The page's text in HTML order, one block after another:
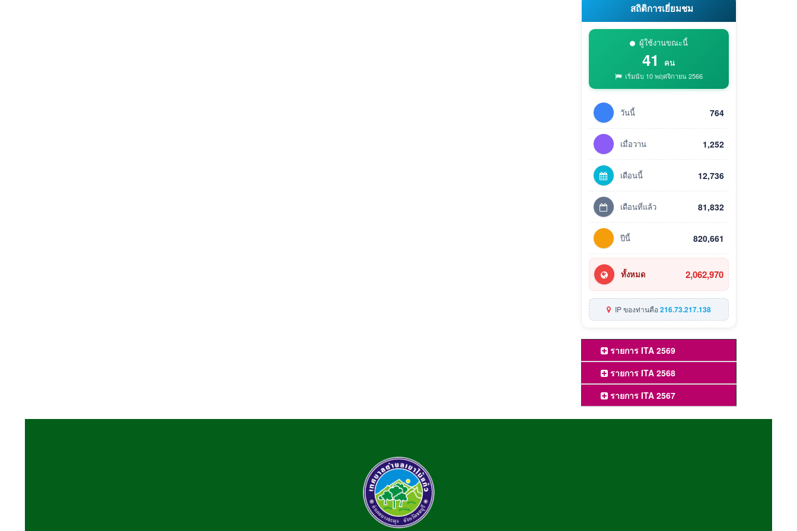
สถิติการเยี่ยมชม
ผู้ใช้งานขณะนี้
41 คน
เริ่มนับ 10 พฤศจิกายน 2566
วันนี้ 764
เมื่อวาน 1,252
เดือนนี้ 12,736
เดือนที่แล้ว 81,832
ปีนี้ 820,661
ทั้งหมด 2,062,970
IP ของท่านคือ216.73.217.138
รายการ ITA 2569
รายการ ITA 2568
รายการ ITA 2567